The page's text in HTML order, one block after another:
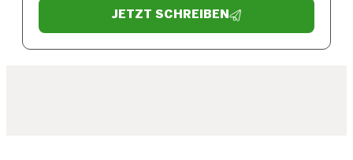
JETZT SCHREIBEN